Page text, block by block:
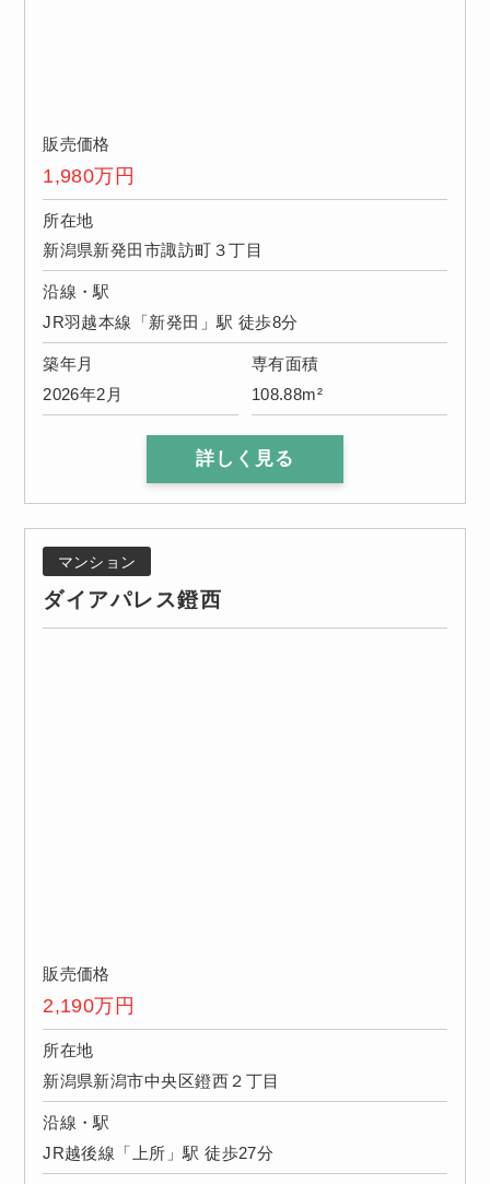
販売価格
1,980万円
所在地
新潟県新発田市諏訪町３丁目
沿線・駅
JR羽越本線「新発田」駅 徒歩8分
築年月
2026年2月
専有面積
108.88m²
詳しく見る
マンション
ダイアパレス鐙西
販売価格
2,190万円
所在地
新潟県新潟市中央区鐙西２丁目
沿線・駅
JR越後線「上所」駅 徒歩27分